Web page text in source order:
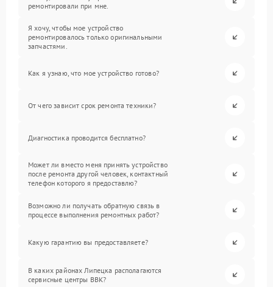
ремонтировали при мне.
Я хочу, чтобы мое устройство
ремонтировалось только оригинальными
запчастями.
Как я узнаю, что мое устройство готово?
От чего зависит срок ремонта техники?
Диагностика проводится бесплатно?
Может ли вместо меня принять устройство
после ремонта другой человек, контактный
телефон которого я предоставлю?
Возможно ли получать обратную связь в
процессе выполнения ремонтных работ?
Какую гарантию вы предоставляете?
В каких районах Липецка располагаются
сервисные центры BBK?